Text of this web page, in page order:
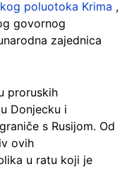
poluotoka Krima ,
govornog
zajednica
proruskih
Donjecku i
s Rusijom. Od
ovih
u ratu koji je